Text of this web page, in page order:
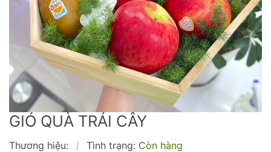
GIỎ QUÀ TRÁI CÂY
Thương hiệu: | Tình trạng: Còn hàng